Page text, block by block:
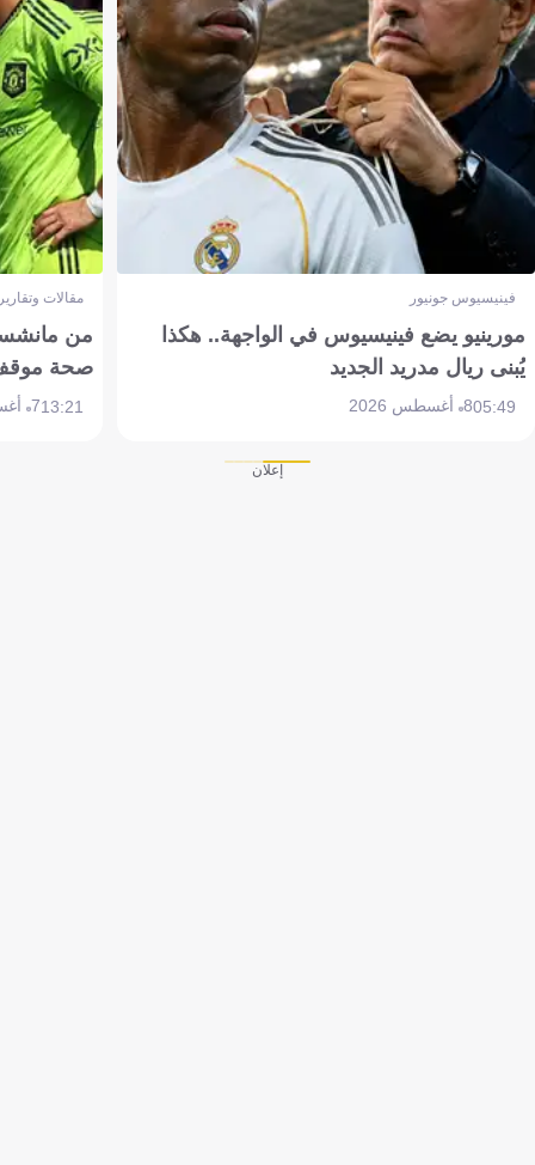
فينيسيوس جونيور
مورينيو يضع فينيسيوس في الواجهة.. هكذا
يُبنى ريال مدريد الجديد
05:498 أغسطس 2026
مقالات
من
صحة موقف
13:217 أغسطس 2026
إعلان